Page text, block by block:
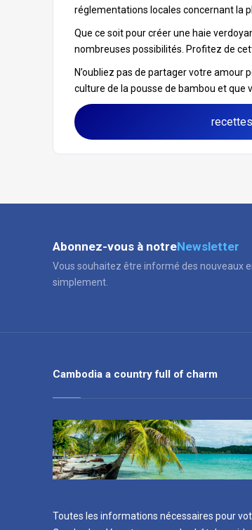
réglementations locales concernant la
Que ce soit pour créer une haie
nombreuses possibilités. Profitez de
N’oubliez pas de partager votre
culture de la pousse de bambou et que
Abonnez-vous à notreNewsletter
Vous souhaitez être informé des nouveaux
simplement.
Cambodia a country full of charm
Toutes les informations nécessaires pour